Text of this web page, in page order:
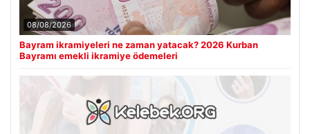
08/08/2026
Bayram ikramiyeleri ne zaman yatacak? 2026 Kurban
Bayramı emekli ikramiye ödemeleri